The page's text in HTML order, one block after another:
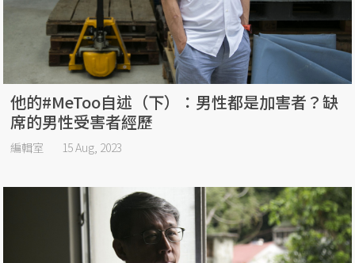
他的#MeToo自述（下）：男性都是加害者？缺
席的男性受害者經歷
編輯室 15 Aug, 2023